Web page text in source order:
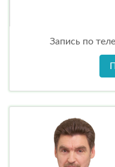
Запись по